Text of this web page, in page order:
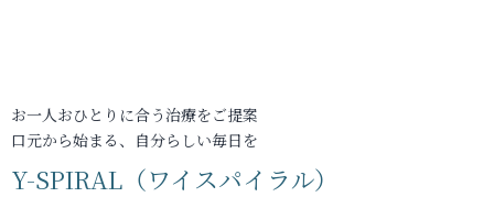
お一人おひとりに合う治療をご提案
口元から始まる、自分らしい毎日を
Y-SPIRAL（ワイスパイラル）